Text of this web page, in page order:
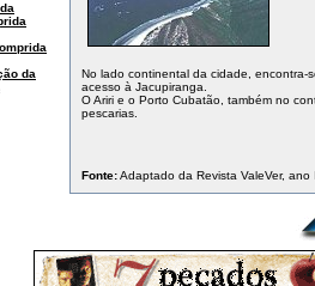
da
No lado continental da cidade, encontra-
acesso à Jacupiranga.
O Ariri e o Porto Cubatão, também no
pescarias.
Fonte:Adaptado da Revista ValeVer, ano